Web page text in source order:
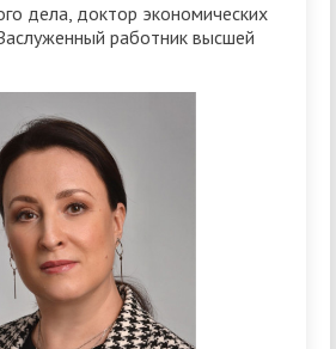
дела, доктор экономических
работник высшей